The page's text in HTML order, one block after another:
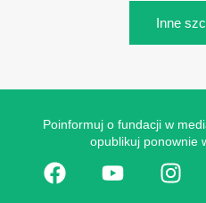
Inne
Poinformuj o fundacji w
opublikuj ponownie